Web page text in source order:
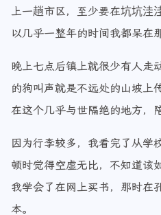
上一趟市区，至少要在坑坑洼
以几乎一整年的时间我都呆在
晚上七点后镇上就很少有人走
的狗叫声就是不远处的山坡上
在这个几乎与世隔绝的地方，
因为行李较多，我看完了从学
顿时觉得空虚无比，不知道该
我学会了在网上买书，那时在
本。